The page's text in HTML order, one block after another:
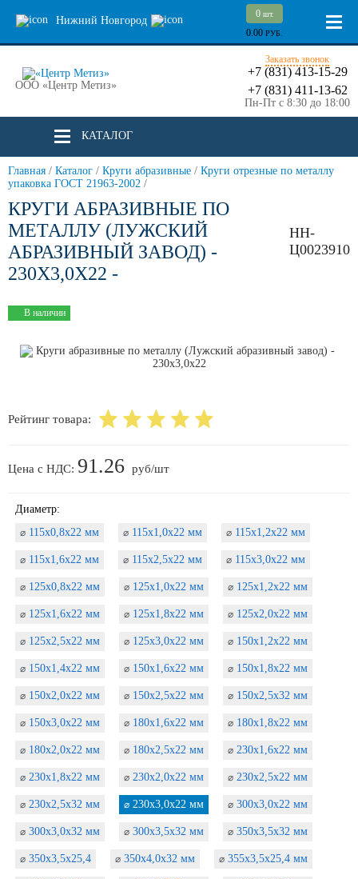
Нижний Новгород
0 шт.
0.00 РУБ.
ООО «Центр Метиз»
Заказать звонок
+7 (831) 413-15-29
+7 (831) 411-13-62
Пн-Пт с 8:30 до 18:00
КАТАЛОГ
Главная / Каталог / Круги абразивные / Круги отрезные по металлу
упаковка ГОСТ 21963-2002 /
КРУГИ АБРАЗИВНЫЕ ПО
МЕТАЛЛУ (ЛУЖСКИЙ
АБРАЗИВНЫЙ ЗАВОД) -
230Х3,0Х22 -
НН-
Ц0023910
В наличии
Рейтинг товара:
Цена с НДС: 91.26 руб/шт
Диаметр:
⌀ 115х0,8х22 мм ⌀ 115х1,0х22 мм ⌀ 115х1,2х22 мм
⌀ 115х1,6х22 мм ⌀ 115х2,5х22 мм ⌀ 115х3,0х22 мм
⌀ 125х0,8х22 мм ⌀ 125х1,0х22 мм ⌀ 125х1,2х22 мм
⌀ 125х1,6х22 мм ⌀ 125х1,8х22 мм ⌀ 125х2,0х22 мм
⌀ 125х2,5х22 мм ⌀ 125х3,0х22 мм ⌀ 150х1,2х22 мм
⌀ 150х1,4х22 мм ⌀ 150х1,6х22 мм ⌀ 150х1,8х22 мм
⌀ 150х2,0х22 мм ⌀ 150х2,5х22 мм ⌀ 150х2,5х32 мм
⌀ 150х3,0х22 мм ⌀ 180х1,6х22 мм ⌀ 180х1,8х22 мм
⌀ 180х2,0х22 мм ⌀ 180х2,5х22 мм ⌀ 230х1,6х22 мм
⌀ 230х1,8х22 мм ⌀ 230х2,0х22 мм ⌀ 230х2,5х22 мм
⌀ 230х2,5х32 мм ⌀ 230х3,0х22 мм ⌀ 300х3,0х22 мм
⌀ 300х3,0х32 мм ⌀ 300х3,5х32 мм ⌀ 350х3,5х32 мм
⌀ 350х3,5х25,4 ⌀ 350х4,0х32 мм ⌀ 355х3,5х25,4 мм